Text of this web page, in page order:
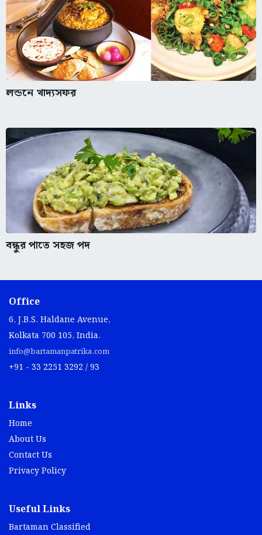
লন্ডনে খাদ্যসফর
বন্ধুর পাতে সহজ পদ
Office
6, J.B.S. Haldane Avenue,
Kolkata 700 105, India.
info@bartamanpatrika.com
+91 - 33 2251 3292 / 93
Links
Home
About Us
Contact Us
Privacy Policy
Useful Links
Bartaman Classified